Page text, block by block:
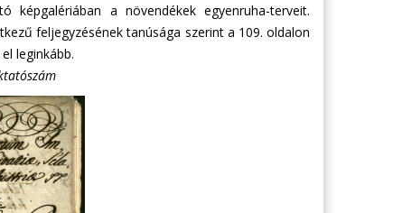
a növendékek egyenruha-terveit.
feljegyzésének tanúsága szerint a 109. oldalon
leginkább.